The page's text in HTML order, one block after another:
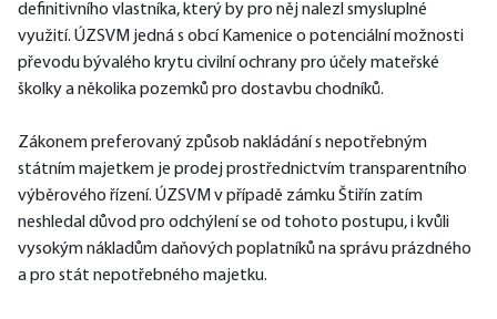
definitivního vlastníka, který by pro něj nalezl smysluplné
využití. ÚZSVM jedná s obcí Kamenice o potenciální možnosti
převodu bývalého krytu civilní ochrany pro účely mateřské
školky a několika pozemků pro dostavbu chodníků.
Zákonem preferovaný způsob nakládání s nepotřebným
státním majetkem je prodej prostřednictvím transparentního
výběrového řízení. ÚZSVM v případě zámku Štiřín zatím
neshledal důvod pro odchýlení se od tohoto postupu, i kvůli
vysokým nákladům daňových poplatníků na správu prázdného
a pro stát nepotřebného majetku.